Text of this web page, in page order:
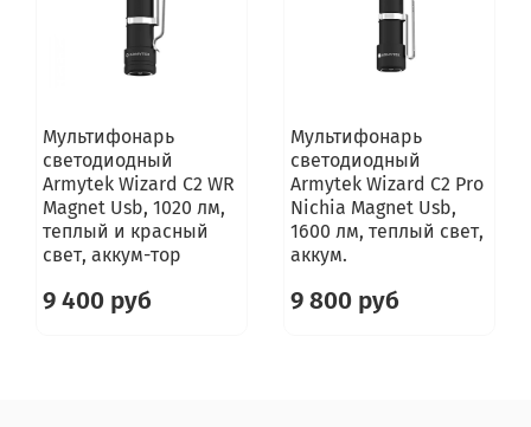
Мультифонарь
светодиодный
Armytek Wizard C2 WR
Magnet Usb, 1020 лм,
теплый и красный
свет, аккум-тор
9 400 руб
Мультифонарь
светодиодный
Armytek Wizard C2 Pro
Nichia Magnet Usb,
1600 лм, теплый свет,
аккум.
9 800 руб